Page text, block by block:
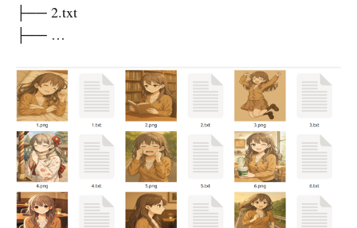
├── 2.txt
├── …